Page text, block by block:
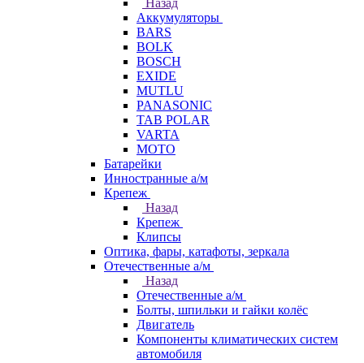
Назад
Аккумуляторы
BARS
BOLK
BOSCH
EXIDE
MUTLU
PANASONIC
TAB POLAR
VARTA
МОТО
Батарейки
Инностранные а/м
Крепеж
Назад
Крепеж
Клипсы
Оптика, фары, катафоты, зеркала
Отечественные а/м
Назад
Отечественные а/м
Болты, шпильки и гайки колёс
Двигатель
Компоненты климатических систем
автомобиля